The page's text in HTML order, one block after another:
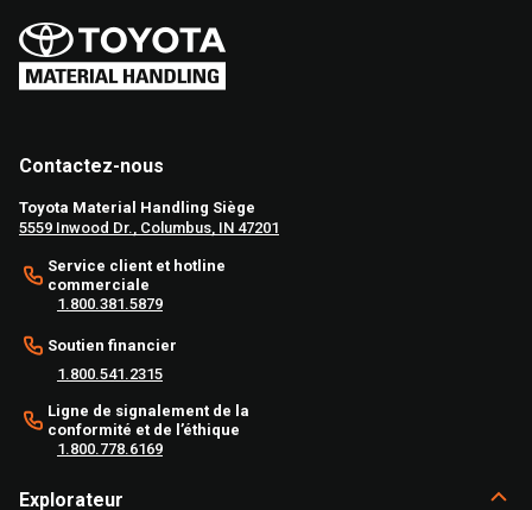
Contactez-nous
Toyota Material Handling Siège
5559 Inwood Dr., Columbus, IN 47201
Service client et hotline
commerciale
1.800.381.5879
Soutien financier
1.800.541.2315
Ligne de signalement de la
conformité et de l’éthique
1.800.778.6169
Explorateur